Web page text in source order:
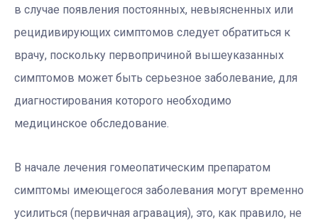
в случае появления постоянных, невыясненных или
рецидивирующих симптомов следует обратиться к
врачу, поскольку первопричиной вышеуказанных
симптомов может быть серьезное заболевание, для
диагностирования которого необходимо
медицинское обследование.
В начале лечения гомеопатическим препаратом
симптомы имеющегося заболевания могут временно
усилиться (первичная агравация), это, как правило, не